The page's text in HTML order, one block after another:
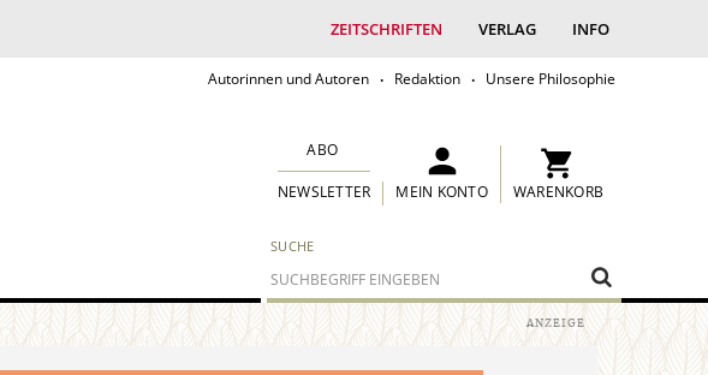
ZEITSCHRIFTEN VERLAG INFO
Autorinnen und Autoren Redaktion Unsere Philosophie
SUCHE
ABO
NEWSLETTER MEIN KONTO WARENKORB